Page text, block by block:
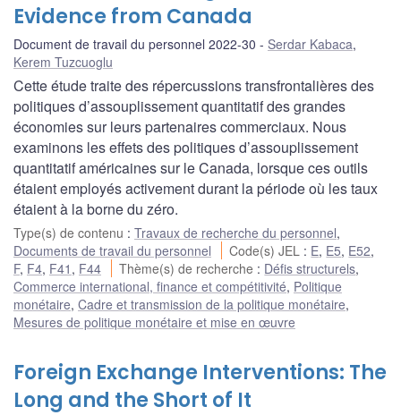
Evidence from Canada
Document de travail du personnel 2022-30 Serdar Kabaca,
Kerem Tuzcuoglu
Cette étude traite des répercussions transfrontalières des
politiques d’assouplissement quantitatif des grandes
économies sur leurs partenaires commerciaux. Nous
examinons les effets des politiques d’assouplissement
quantitatif américaines sur le Canada, lorsque ces outils
étaient employés activement durant la période où les taux
étaient à la borne du zéro.
Type(s) de contenu : Travaux de recherche du personnel,
Documents de travail du personnel
Code(s) JEL : E, E5, E52,
F, F4, F41 , F44 Thème(s) de recherche : Défis structurels,
Commerce international, finance et compétitivité, Politique
monétaire, Cadre et transmission de la politique monétaire,
Mesures de politique monétaire et mise en œuvre
Foreign Exchange Interventions: The
Long and the Short of It